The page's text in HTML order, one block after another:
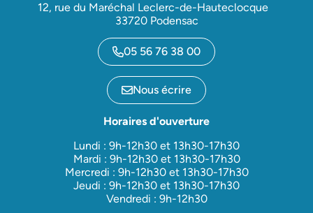
12, rue du Maréchal Leclerc-de-Hauteclocque
33720 Podensac
05 56 76 38 00
Nous écrire
Horaires d'ouverture
Lundi : 9h-12h30 et 13h30-17h30
Mardi : 9h-12h30 et 13h30-17h30
Mercredi : 9h-12h30 et 13h30-17h30
Jeudi : 9h-12h30 et 13h30-17h30
Vendredi : 9h-12h30